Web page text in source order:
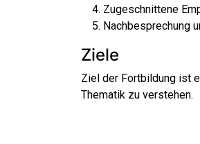
Zugeschnittene
Nachbesprechung
Ziele
Ziel der Fortbildung ist
Thematik zu verstehen.